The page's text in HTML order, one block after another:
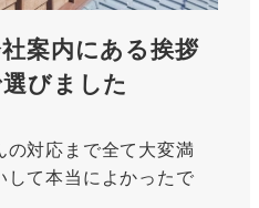
案内にある挨拶
びました
対応まで全て大変満
して本当によかったで